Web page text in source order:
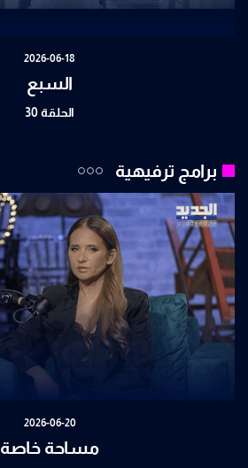
2026-06-18
السبع
الحلقة 30
برامج ترفيهية
2026-06-20
مساحة خاصة